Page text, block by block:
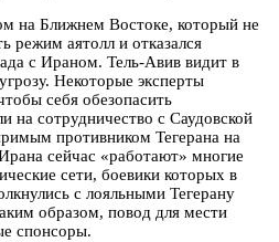
на Ближнем Востоке, который не
режим аятолл и отказался
с Ираном. Тель-Авив видит в
Некоторые эксперты
себя обезопасить
на сотрудничество с Саудовской
противником Тегерана на
сейчас «работают» многие
сети, боевики которых в
с лояльными Тегерану
образом, повод для мести
спонсоры.